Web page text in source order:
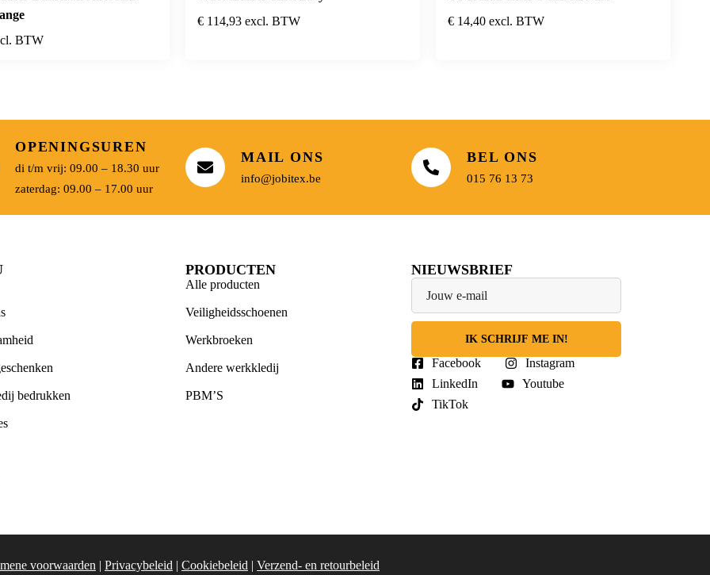
BTW
€ 114,93 excl. BTW
€ 14,40 excl. BTW
OPENINGSUREN
di t/m vrij: 09.00 – 18.30 uur
zaterdag: 09.00 – 17.00 uur
MAIL ONS
info@jobitex.be
BEL ONS
015 76 13 73
bedrukken
PRODUCTEN
Alle producten
Veiligheidsschoenen
Werkbroeken
Andere werkkledij
PBM’S
NIEUWSBRIEF
IK SCHRIJF ME IN!
Facebook
Instagram
LinkedIn
Youtube
TikTok
voorwaarden | Privacybeleid | Cookiebeleid | Verzend- en retourbeleid